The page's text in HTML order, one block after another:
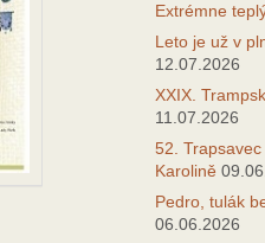
Extrémne
Leto je už v
12.07.2026
XXIX.
11.07.2026
52.
Karolině
Pedro, tulák
06.06.2026